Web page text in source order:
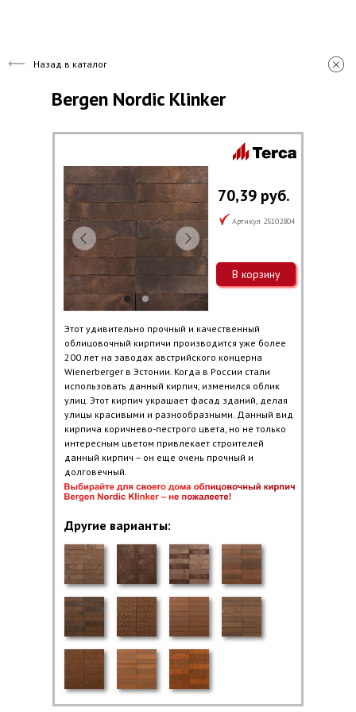
Bergen Nordic Klinker
Этот удивительно прочный и качественный
облицовочный кирпичи производится уже более
200 лет на заводах австрийского концерна
Wienerberger в Эстонии. Когда в России стали
использовать данный кирпич, изменился облик
улиц. Этот кирпич украшает фасад зданий, делая
улицы красивыми и разнообразными. Данный вид
кирпича коричнево-пестрого цвета, но не только
интересным цветом привлекает строителей
данный кирпич – он еще очень прочный и
долговечный.
70,39 руб.
Другие варианты:
Артикул 25102804
В корзину
Назад в каталог